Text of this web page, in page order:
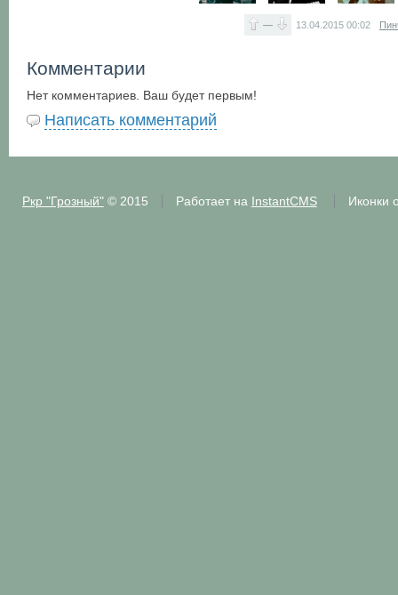
— 13.04.2015 00:02
Комментарии
Нет комментариев. Ваш будет первым!
Написать комментарий
Ркр "Грозный"© 2015 Работает на InstantCMS Иконки